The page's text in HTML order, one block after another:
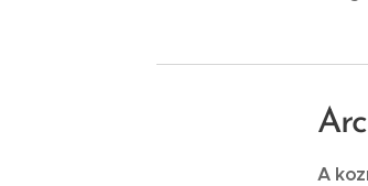
A